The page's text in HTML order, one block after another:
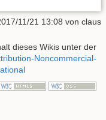
11/21 13:08 von claus
dieses Wikis unter der
Noncommercial-